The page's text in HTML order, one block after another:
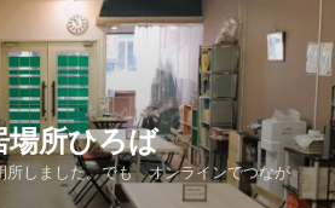
所ひろば
所しました。でも オンラインでつなが